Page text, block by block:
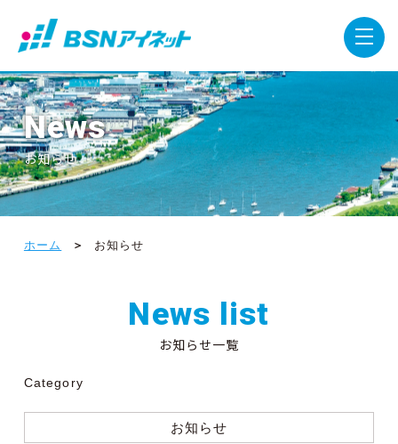
News
お知らせ
ホーム お知らせ
News list
お知らせ一覧
Category
お知らせ